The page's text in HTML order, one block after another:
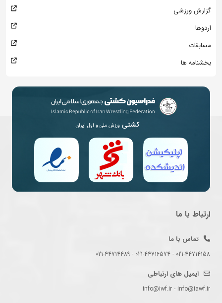
گزارش ورزشی
اردوها
مسابقات
بخشنامه ها
کشتی ورزش ملی و اول ایران
ارتباط با ما
تماس با ما
021-44714158 - 021-44716574 - 021-44714489
ایمیل های ارتباطی
info@iwf.ir - info@iawf.ir